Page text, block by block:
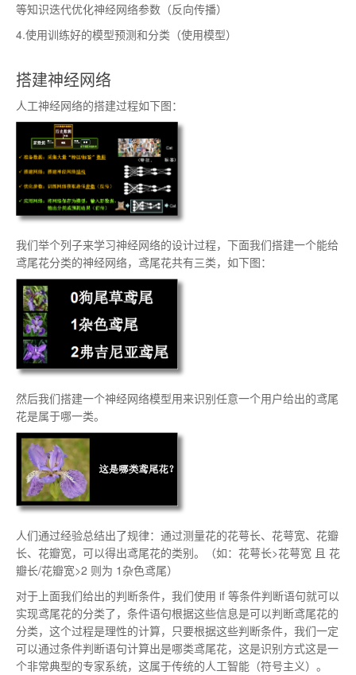
等知识迭代优化神经网络参数（反向传播）
4.使用训练好的模型预测和分类（使用模型）
搭建神经网络
人工神经网络的搭建过程如下图：
我们举个列子来学习神经网络的设计过程，下面我们搭建一个能给
鸢尾花分类的神经网络，鸢尾花共有三类，如下图：
然后我们搭建一个神经网络模型用来识别任意一个用户给出的鸢尾
花是属于哪一类。
人们通过经验总结出了规律：通过测量花的花萼长、花萼宽、花瓣
长、花瓣宽，可以得出鸢尾花的类别。（如：花萼长>花萼宽 且 花
瓣长/花瓣宽>2 则为 1杂色鸢尾）
对于上面我们给出的判断条件，我们使用 if 等条件判断语句就可以
实现鸢尾花的分类了，条件语句根据这些信息是可以判断鸢尾花的
分类，这个过程是理性的计算，只要根据这些判断条件，我们一定
可以通过条件判断语句计算出是哪类鸢尾花，这是识别方式这是一
个非常典型的专家系统，这属于传统的人工智能（符号主义）。